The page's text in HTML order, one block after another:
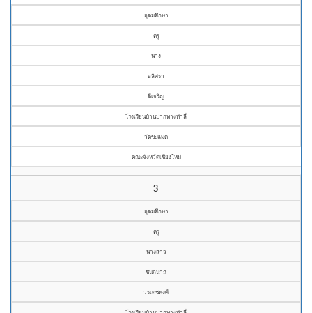
อุดมศึกษา
ครู
นาง
อลิศรา
ดีเจริญ
โรงเรียนบ้านปากทางท่าลี่
วัดขะแมด
คณะจังหวัดเชียงใหม่
3
อุดมศึกษา
ครู
นางสาว
ชนกนาถ
วรเดชพงศ์